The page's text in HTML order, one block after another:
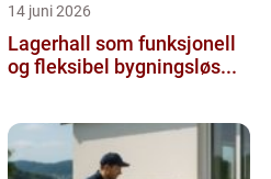
14 juni 2026
Lagerhall som funksjonell
og fleksibel bygningsløs...